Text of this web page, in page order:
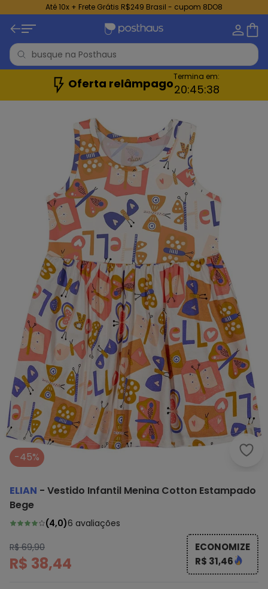
Até 10x + Frete Grátis R$249 Brasil - cupom 8DO8
Oferta relâmpagoTermina em:
20:45:37
-45%
ELIAN - Vestido Infantil Menina Cotton Estampado
Bege
(4,0)6 avaliações
R$ 69,90
R$ 38,44
ECONOMIZE
R$ 31,46